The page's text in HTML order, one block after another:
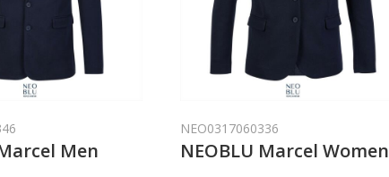
Men
NEO0317060336
NEOBLU Marcel Women